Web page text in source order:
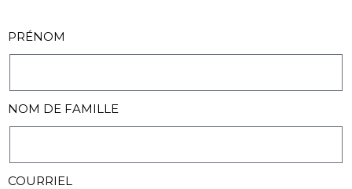
PRÉNOM
NOM DE FAMILLE
COURRIEL